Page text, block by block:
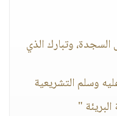
السجدة، وتبارك الذي
وسلم التشريعية
"